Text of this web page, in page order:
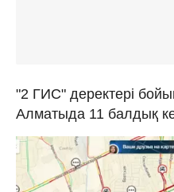
"2 ГИС" деректері
Алматыда 11 балдық